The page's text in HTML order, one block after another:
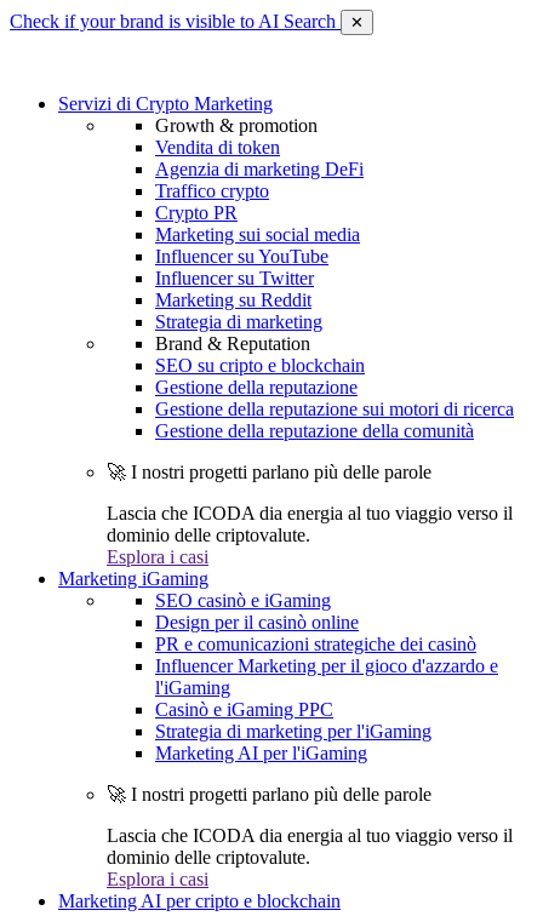
Check if your brand is visible to AI Search ✕
Servizi di Crypto Marketing
Growth & promotion
Vendita di token
Agenzia di marketing DeFi
Traffico crypto
Crypto PR
Marketing sui social media
Influencer su YouTube
Influencer su Twitter
Marketing su Reddit
Strategia di marketing
Brand & Reputation
SEO su cripto e blockchain
Gestione della reputazione
Gestione della reputazione sui motori di ricerca
Gestione della reputazione della comunità
🚀 I nostri progetti parlano più delle parole
Lascia che ICODA dia energia al tuo viaggio verso il
dominio delle criptovalute.
Esplora i casi
Marketing iGaming
SEO casinò e iGaming
Design per il casinò online
PR e comunicazioni strategiche dei casinò
Influencer Marketing per il gioco d'azzardo e
l'iGaming
Casinò e iGaming PPC
Strategia di marketing per l'iGaming
Marketing AI per l'iGaming
🚀 I nostri progetti parlano più delle parole
Lascia che ICODA dia energia al tuo viaggio verso il
dominio delle criptovalute.
Esplora i casi
Marketing AI per cripto e blockchain